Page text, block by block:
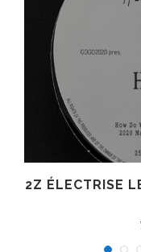
2Z ÉLECTRISE